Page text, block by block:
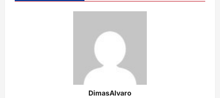
DimasAlvaro